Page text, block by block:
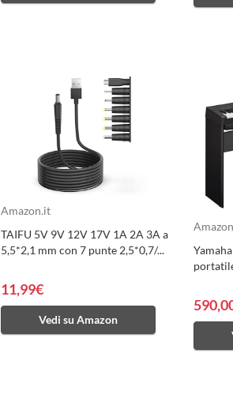
Amazon.it
TAIFU 5V 9V 12V 17V 1A 2A 3A a
5,5*2,1 mm con 7 punte 2,5*0,7/...
11,99€
Vedi su Amazon